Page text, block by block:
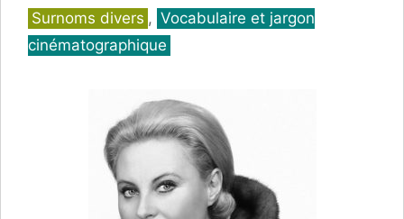
Catégories
Surnoms divers , Vocabulaire et jargon
cinématographique